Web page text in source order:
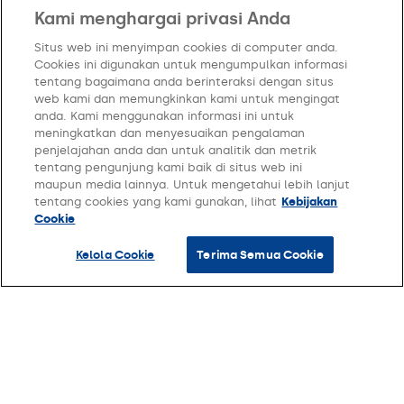
Solusi Bisnis
Hardware
Harga
FAQ
Company
Kami menghargai privasi Anda
Situs web ini menyimpan cookies di computer anda.
Cookies ini digunakan untuk mengumpulkan informasi
tentang bagaimana anda berinteraksi dengan situs
web kami dan memungkinkan kami untuk mengingat
anda. Kami menggunakan informasi ini untuk
meningkatkan dan menyesuaikan pengalaman
penjelajahan anda dan untuk analitik dan metrik
tentang pengunjung kami baik di situs web ini
maupun media lainnya. Untuk mengetahui lebih lanjut
tentang cookies yang kami gunakan, lihat Kebijakan
Cookie
Kelola Cookie Terima Semua Cookie